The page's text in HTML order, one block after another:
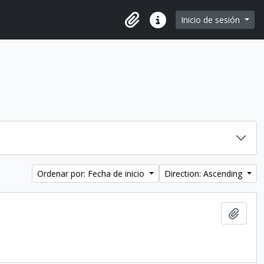
Portapapeles
Enlaces rápidos
Inicio de sesión
Ordenar por: Fecha de inicio Direction: Ascending